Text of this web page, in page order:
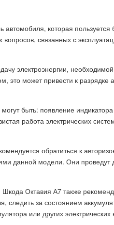
которая
связанных с
электроэнергии,
это может привести к разрядке
быть: появление
работа электрических
обратиться к
данной модели. Они проведут
Октавия А7 также
следить за состоянием
или других электрических